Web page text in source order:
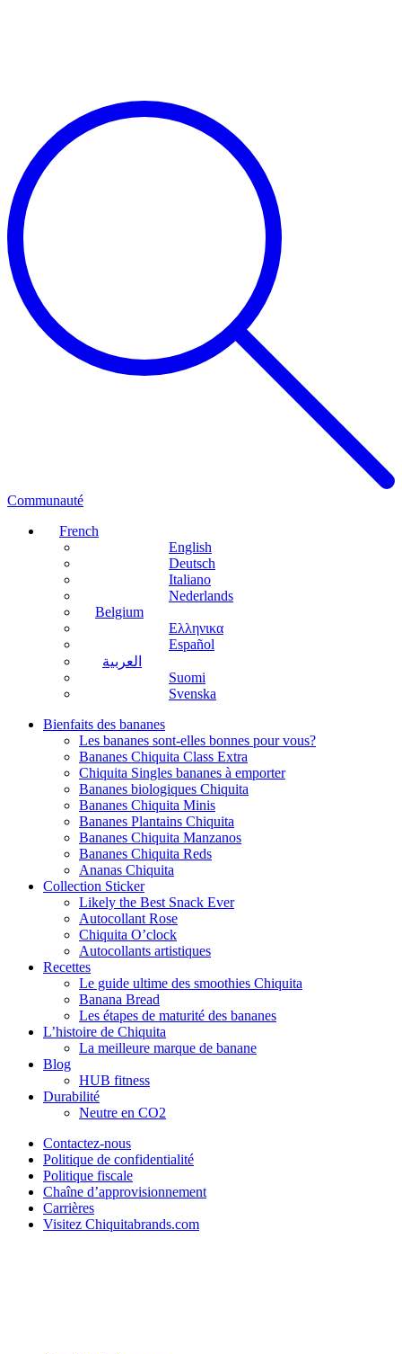
Communauté
French
English
Deutsch
Italiano
Nederlands
Belgium
Ελληνικα
Español
العربية
Suomi
Svenska
Bienfaits des bananes
Les bananes sont-elles bonnes pour vous?
Bananes Chiquita Class Extra
Chiquita Singles bananes à emporter
Bananes biologiques Chiquita
Bananes Chiquita Minis
Bananes Plantains Chiquita
Bananes Chiquita Manzanos
Bananes Chiquita Reds
Ananas Chiquita
Collection Sticker
Likely the Best Snack Ever
Autocollant Rose
Chiquita O’clock
Autocollants artistiques
Recettes
Le guide ultime des smoothies Chiquita
Banana Bread
Les étapes de maturité des bananes
L’histoire de Chiquita
La meilleure marque de banane
Blog
HUB fitness
Durabilité
Neutre en CO2
Contactez-nous
Politique de confidentialité
Politique fiscale
Chaîne d’approvisionnement
Carrières
Visitez Chiquitabrands.com